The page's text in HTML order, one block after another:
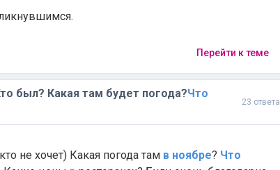
Перейти к теме
был? Какая там будет погода?Что
23 ответа
не хочет) Какая погода там в ноябре? Что